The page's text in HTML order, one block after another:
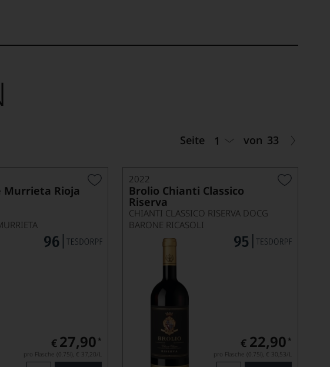
Seite 1 von 33
Murrieta Rioja
€ 27,90 *
pro Flasche (0.75l), € 37,20/L
2022
Brolio Chianti Classico
Riserva
CHIANTI CLASSICO RISERVA DOCG
BARONE RICASOLI
€ 22,90 *
pro Flasche (0.75l), € 30,53/L